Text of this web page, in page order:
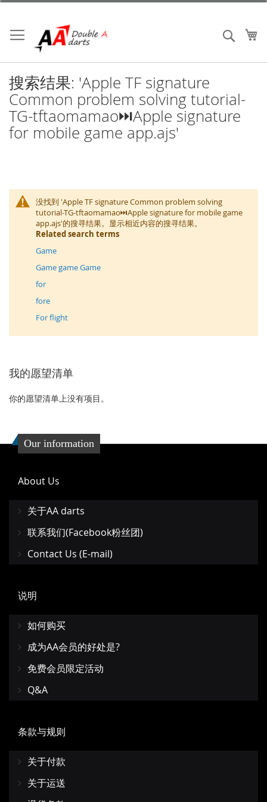
跳
内
容
搜索
搜索结果: 'Apple TF signature
Common problem solving tutorial-
TG-tftaomamao⏭️Apple signature
for mobile game app.ajs'
没找到 'Apple TF signature Common problem solving
tutorial-TG-tftaomamao⏭️Apple signature for mobile game
app.ajs'的搜寻结果。显示相近内容的搜寻结果。
Related search terms
Game
Game game Game
for
fore
For flight
我的愿望清单
你的愿望清单上没有项目。
Our information
About Us
关于AA darts
联系我们(Facebook粉丝团)
Contact Us (E-mail)
说明
如何购买
成为AA会员的好处是?
免费会员限定活动
Q&A
条款与规则
关于付款
关于运送